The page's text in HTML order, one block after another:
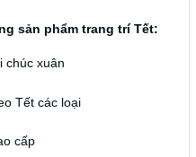
sản phẩm trang trí Tết:
chúc xuân
Tết các loại
cấp